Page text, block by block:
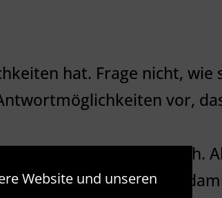
Website und unseren
hat. Frage nicht, wie
vor,
einen Vorteil deutlich.
mein Kanal,